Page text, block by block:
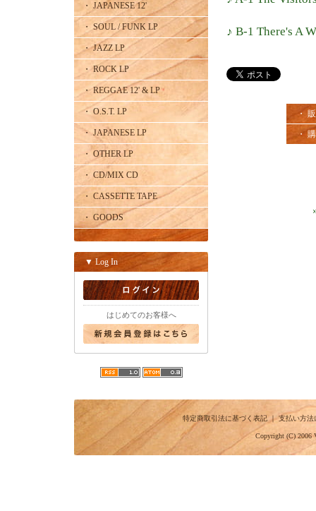
・ JAPANESE 12'
・ SOUL / FUNK LP
・ JAZZ LP
・ ROCK LP
・ REGGAE 12' & LP
・ O.S.T. LP
・ JAPANESE LP
・ OTHER LP
・ CD/MIX CD
・ CASSETTE TAPE
・ GOODS
▼ Log In
はじめてのお客様へ
♪ B-1 There's A
・
・
特定商取引法に基づく表記｜支払い方法
Copyright (C) 2006